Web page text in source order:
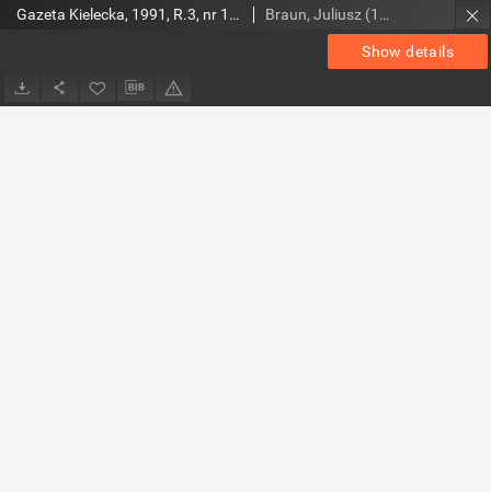
Show details
Gazeta Kielecka, 1991, R.3, nr 142 Braun, Juliusz (1948- ). Red.